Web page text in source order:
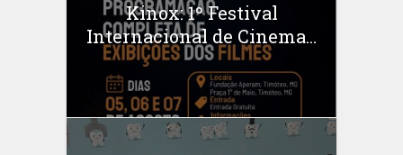
Kinox: 1º Festival
Internacional de Cinema...